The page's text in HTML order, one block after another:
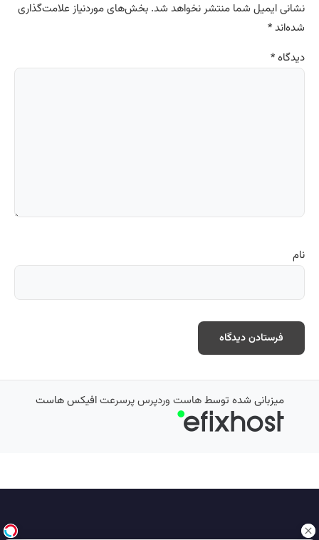
نشانی ایمیل شما منتشر نخواهد شد. بخش‌های موردنیاز علامت‌گذاری
شده‌اند*
دیدگاه*
نام
میزبانی شده توسطهاست وردپرس پرسرعتافیکس هاست